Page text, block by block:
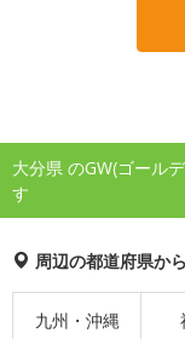
大分県 のGW(ゴール
す
周辺の都道府県か
九州・沖縄